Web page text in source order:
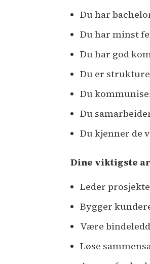
Du har
Du har minst
Du har god
Du er
Du
Du
Du kjenner de
Dine viktigste
Leder
Bygger
Være
Løse